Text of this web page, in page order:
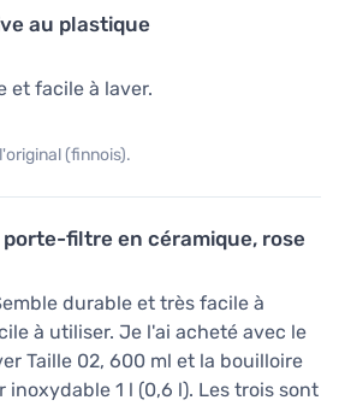
au plastique
et facile à laver.
(finnois).
filtre en céramique, rose
durable et très facile à
à utiliser. Je l'ai acheté avec le
Taille 02, 600 ml et la bouilloire
inoxydable 1 l (0,6 l). Les trois sont